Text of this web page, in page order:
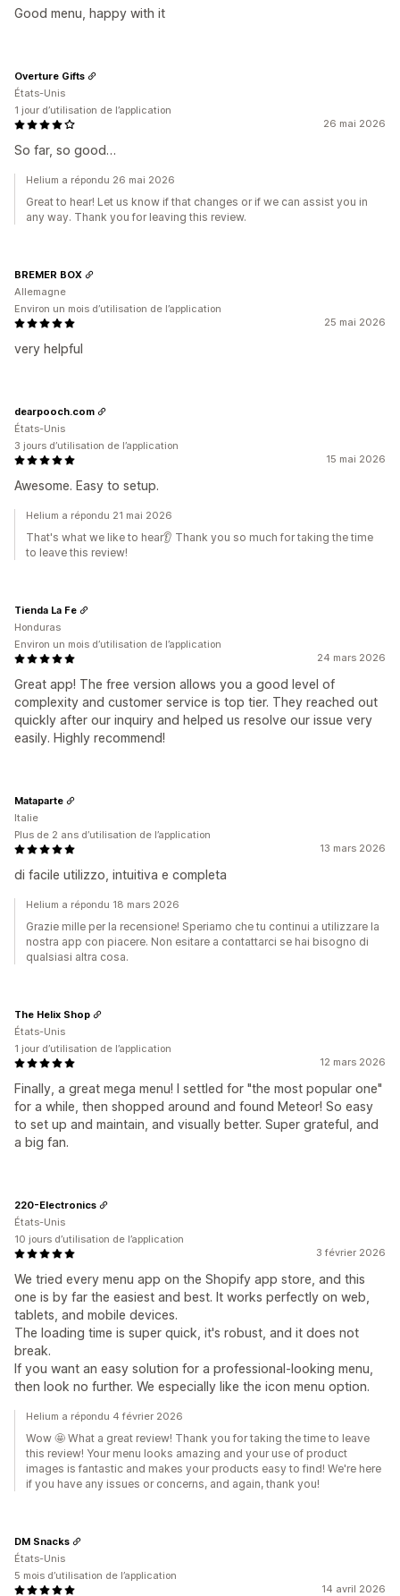
Good menu, happy with it
26 mai 2026
So far, so good…
Overture Gifts
États-Unis
1 jour d’utilisation de l’application
Helium a répondu 26 mai 2026
Great to hear! Let us know if that changes or if we can assist you in
any way. Thank you for leaving this review.
25 mai 2026
very helpful
BREMER BOX
Allemagne
Environ un mois d’utilisation de l’application
15 mai 2026
Awesome. Easy to setup.
dearpooch.com
États-Unis
3 jours d’utilisation de l’application
Helium a répondu 21 mai 2026
That's what we like to hear👂 Thank you so much for taking the time
to leave this review!
24 mars 2026
Great app! The free version allows you a good level of
complexity and customer service is top tier. They reached out
quickly after our inquiry and helped us resolve our issue very
easily. Highly recommend!
Tienda La Fe
Honduras
Environ un mois d’utilisation de l’application
13 mars 2026
di facile utilizzo, intuitiva e completa
Mataparte
Italie
Plus de 2 ans d’utilisation de l’application
Helium a répondu 18 mars 2026
Grazie mille per la recensione! Speriamo che tu continui a utilizzare la
nostra app con piacere. Non esitare a contattarci se hai bisogno di
qualsiasi altra cosa.
12 mars 2026
Finally, a great mega menu! I settled for "the most popular one"
for a while, then shopped around and found Meteor! So easy
to set up and maintain, and visually better. Super grateful, and
a big fan.
The Helix Shop
États-Unis
1 jour d’utilisation de l’application
3 février 2026
We tried every menu app on the Shopify app store, and this
one is by far the easiest and best. It works perfectly on web,
tablets, and mobile devices.
The loading time is super quick, it's robust, and it does not
break.
If you want an easy solution for a professional-looking menu,
then look no further. We especially like the icon menu option.
220-Electronics
États-Unis
10 jours d’utilisation de l’application
Helium a répondu 4 février 2026
Wow 🤩 What a great review! Thank you for taking the time to leave
this review! Your menu looks amazing and your use of product
images is fantastic and makes your products easy to find! We're here
if you have any issues or concerns, and again, thank you!
14 avril 2026
DM Snacks
États-Unis
5 mois d’utilisation de l’application